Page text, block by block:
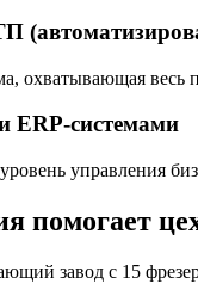
охватывающая
ERP-системами
управления
помогает
завод с 15